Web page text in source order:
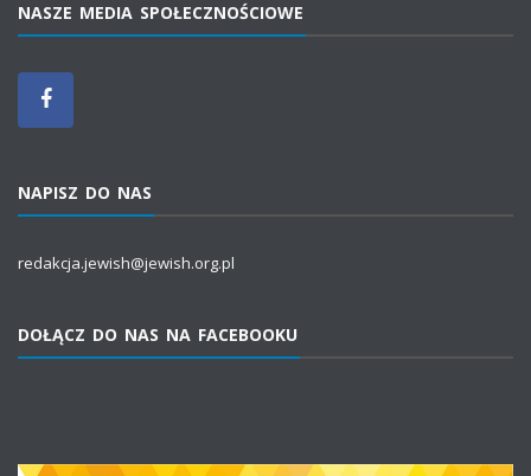
NASZE MEDIA SPOŁECZNOŚCIOWE
NAPISZ DO NAS
redakcja.jewish@jewish.org.pl
DOŁĄCZ DO NAS NA FACEBOOKU